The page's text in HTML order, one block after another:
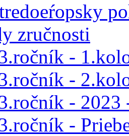
zručnosti
-
-
- 2023
-